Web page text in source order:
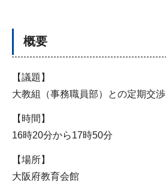
概要
【議題】
大教組（事務職員部）との定期交渉
【時間】
16時20分から17時50分
【場所】
大阪府教育会館